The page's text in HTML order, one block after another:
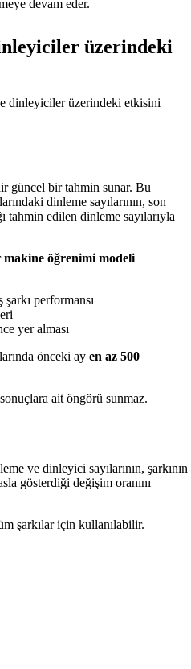
devam eder.
üzerindeki
dinleyiciler üzerindeki etkisini
güncel bir tahmin sunar. Bu
dinleme sayılarının, son
tahmin edilen dinleme sayılarıyla
makine öğrenimi modeli
performansı
yer alması
önceki ay en az 500
ait öngörü sunmaz.
ve dinleyici sayılarının, şarkının
gösterdiği değişim oranını
şarkılar için kullanılabilir.